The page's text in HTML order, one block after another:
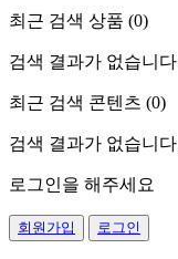
최근 검색 상품 (0)
검색 결과가 없습니
최근 검색 콘텐츠 (0)
검색 결과가 없습니
로그인을 해주세요
회원가입 로그인